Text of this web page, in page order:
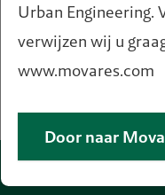
Urban Engineering.
verwijzen wij u
www.movares.com
Door naar